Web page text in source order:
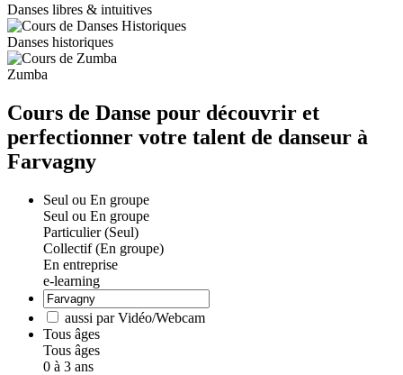
Danses libres & intuitives
Danses historiques
Zumba
Cours de Danse pour découvrir et
perfectionner votre talent de danseur à
Farvagny
Seul ou En groupe
Seul ou En groupe
Particulier (Seul)
Collectif (En groupe)
En entreprise
e-learning
aussi par Vidéo/Webcam
Tous âges
Tous âges
0 à 3 ans